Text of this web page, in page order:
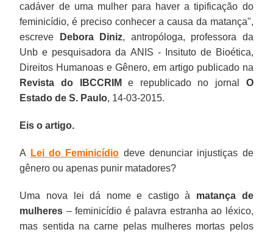
cadáver de uma mulher para haver a tipificação do
feminicídio, é preciso conhecer a causa da matança",
escreve
Debora Diniz, antropóloga, professora da
Unb e pesquisadora da ANIS - Insituto de Bioética,
Direitos Humanoas e Gênero, em artigo publicado na
Revista do
IBCCRIM e republicado no jornal
O
Estado de S. Paulo, 14-03-2015.
Eis o artigo.
A Lei do Feminicídio deve denunciar injustiças de
gênero ou apenas punir matadores?
Uma nova lei dá nome e castigo à matança de
mulheres – feminicídio é palavra estranha ao léxico,
mas sentida na carne pelas mulheres mortas pelos